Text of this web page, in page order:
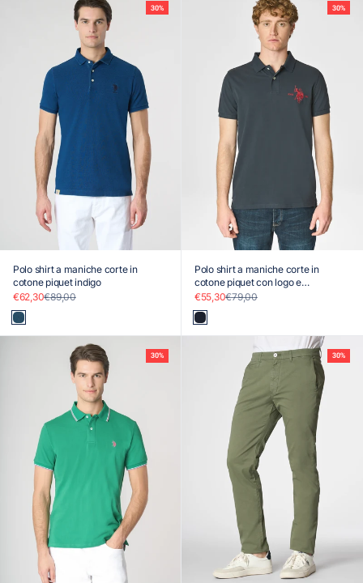
30%
Polo shirt a maniche corte in
cotone piquet indigo
Prezzo scontato
€62,30Prezzo
€89,00
Blu
30%
Polo shirt a maniche corte in
cotone piquet con logo e
sottocolletto colorato
Prezzo scontato
€55,30Prezzo
€79,00
Blu
30% 30%